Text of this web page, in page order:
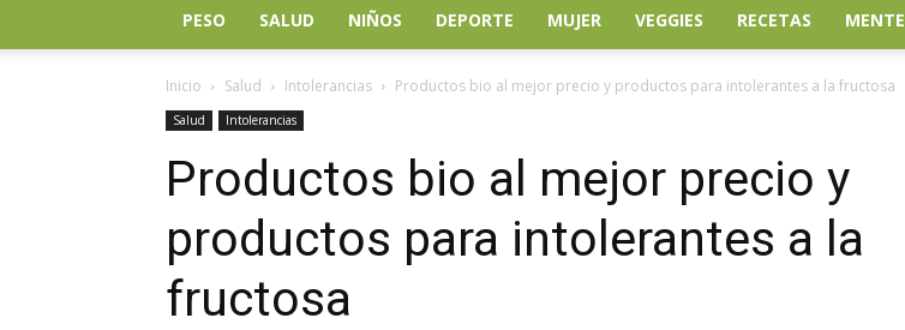
PESO SALUD NIÑOS DEPORTE MUJER VEGGIES RECETAS MENTE
Inicio Salud Intolerancias Productos bio al mejor precio y productos para intolerantes a la fructosa
Salud Intolerancias
Productos bio al mejor precio y
productos para intolerantes a la
fructosa